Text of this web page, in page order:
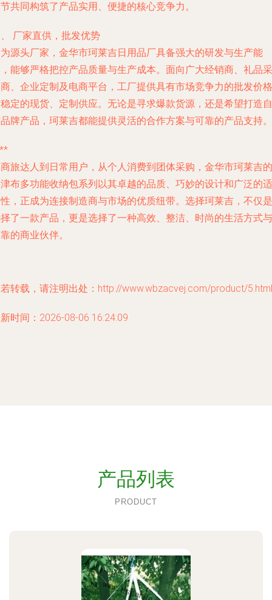
共同构筑了产品实用、便捷的核心竞争力。
厂家直供，批发优势
源头厂家，金华市珂莱吉日用品厂具备强大的研发与生产能
能够严格把控产品质量与生产成本。面向广大经销商、礼品采
、企业定制及电商平台，工厂提供具有市场竞争力的批发价格
定的现货、定制供应。无论是寻求爆款货源，还是希望打造自
牌产品，珂莱吉都能提供灵活的合作方案与可靠的产品支持。
旅达人到日常用户，从个人消费到团体采购，金华市珂莱吉的
布多功能收纳包系列以其卓越的品质、巧妙的设计和广泛的适
，正成为连接制造商与市场的优质纽带。选择珂莱吉，不仅是
了一款产品，更是选择了一种高效、整洁、时尚的生活方式与
的商业伙伴。
转载，请注明出处：http://www.wbzacvej.com/product/5.html
时间：2026-08-06 16:24:09
产品列表
PRODUCT